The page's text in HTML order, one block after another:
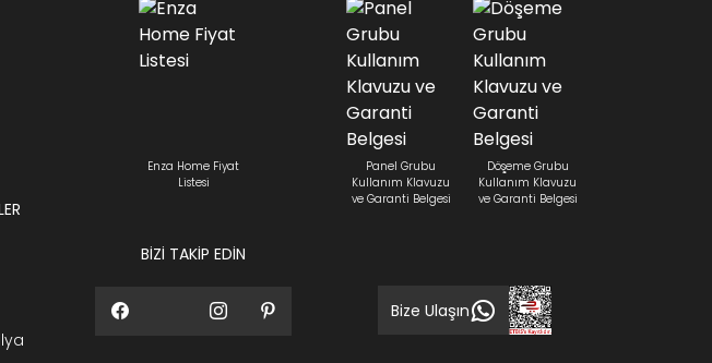
Enza Home Fiyat
Listesi
BİZİ TAKİP EDİN
Panel Grubu
Kullanım Klavuzu
ve Garanti Belgesi
Döşeme Grubu
Kullanım Klavuzu
ve Garanti Belgesi
Bize Ulaşın